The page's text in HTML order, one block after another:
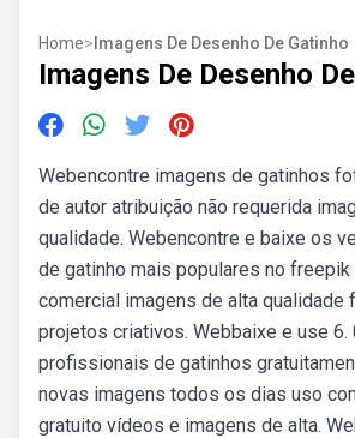
Home> Imagens De Desenho De Gatinho
Imagens De Desenho
Webencontre imagens de gatinhos
de autor atribuição não requerida
qualidade. Webencontre e baixe os
de gatinho mais populares no freepik
comercial imagens de alta qualidade
projetos criativos. Webbaixe e use
profissionais de gatinhos
novas imagens todos os dias uso
gratuito vídeos e imagens de alta.